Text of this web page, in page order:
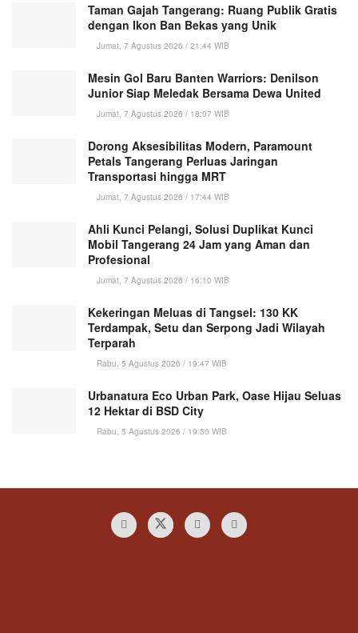
Taman Gajah Tangerang: Ruang Publik Gratis
dengan Ikon Ban Bekas yang Unik
Jumat, 7 Agustus 2026 / 21:44 WIB
Mesin Gol Baru Banten Warriors: Denilson
Junior Siap Meledak Bersama Dewa United
Jumat, 7 Agustus 2026 / 18:07 WIB
Dorong Aksesibilitas Modern, Paramount
Petals Tangerang Perluas Jaringan
Transportasi hingga MRT
Jumat, 7 Agustus 2026 / 17:44 WIB
Ahli Kunci Pelangi, Solusi Duplikat Kunci
Mobil Tangerang 24 Jam yang Aman dan
Profesional
Jumat, 7 Agustus 2026 / 16:10 WIB
Kekeringan Meluas di Tangsel: 130 KK
Terdampak, Setu dan Serpong Jadi Wilayah
Terparah
Rabu, 5 Agustus 2026 / 19:47 WIB
Urbanatura Eco Urban Park, Oase Hijau Seluas
12 Hektar di BSD City
Rabu, 5 Agustus 2026 / 19:30 WIB